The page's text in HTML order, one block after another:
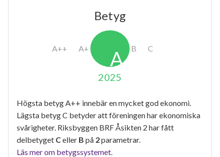
Betyg
2025
Högsta betyg A++ innebär en mycket god ekonomi.
Lägsta betyg C betyder att föreningen har ekonomiska
svårigheter. Riksbyggen BRF Åsikten 2 har fått
delbetyget Celler B på 2parametrar.
Läs mer om betygssystemet.